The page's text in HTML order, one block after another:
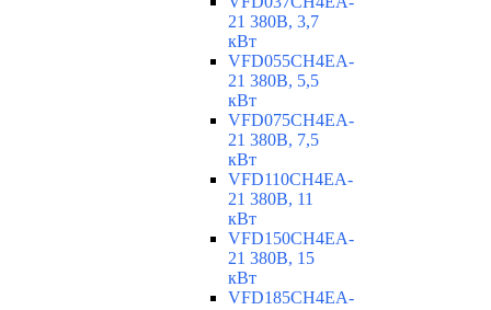
21 380В, 3,7
кВт
VFD055CH4EA-
21 380В, 5,5
кВт
VFD075CH4EA-
21 380В, 7,5
кВт
VFD110CH4EA-
21 380В, 11
кВт
VFD150CH4EA-
21 380В, 15
кВт
VFD185CH4EA-